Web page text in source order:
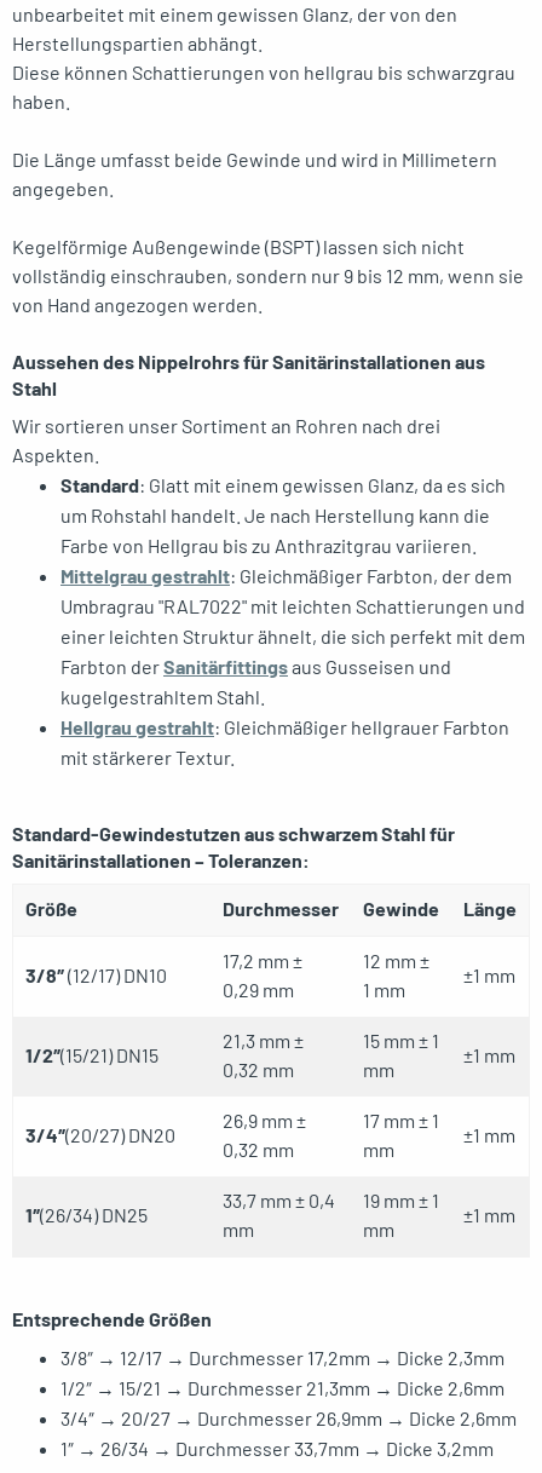
unbearbeitet mit einem gewissen Glanz, der von den
Herstellungspartien abhängt.
Diese können Schattierungen von hellgrau bis schwarzgrau
haben.
Die Länge umfasst beide Gewinde und wird in Millimetern
angegeben.
Kegelförmige Außengewinde (BSPT) lassen sich nicht
vollständig einschrauben, sondern nur 9 bis 12 mm, wenn sie
von Hand angezogen werden.
Aussehen des Nippelrohrs für Sanitärinstallationen aus
Stahl
Wir sortieren unser Sortiment an Rohren nach drei
Aspekten.
Standard: Glatt mit einem gewissen Glanz, da es sich
um Rohstahl handelt. Je nach Herstellung kann die
Farbe von Hellgrau bis zu Anthrazitgrau variieren.
Mittelgrau gestrahlt: Gleichmäßiger Farbton, der dem
Umbragrau "RAL7022" mit leichten Schattierungen und
einer leichten Struktur ähnelt, die sich perfekt mit dem
Farbton derSanitärfittingsaus Gusseisen und
kugelgestrahltem Stahl.
Hellgrau gestrahlt: Gleichmäßiger hellgrauer Farbton
mit stärkerer Textur.
Standard-Gewindestutzen aus schwarzem Stahl für
Sanitärinstallationen – Toleranzen:
Größe Durchmesser Gewinde Länge
3/8″(12/17) DN10
17,2 mm ±
0,29 mm
12 mm ±
1 mm
±1 mm
1/2″(15/21) DN15
21,3 mm ±
0,32 mm
15 mm ± 1
mm
±1 mm
3/4″(20/27) DN20
26,9 mm ±
0,32 mm
17 mm ± 1
mm
±1 mm
1″(26/34) DN25
33,7 mm ± 0,4
mm
19 mm ± 1
mm
±1 mm
Entsprechende Größen
3/8″ → 12/17 → Durchmesser 17,2mm → Dicke 2,3mm
1/2″ → 15/21 → Durchmesser 21,3mm → Dicke 2,6mm
3/4″ → 20/27 → Durchmesser 26,9mm → Dicke 2,6mm
1″ → 26/34 → Durchmesser 33,7mm → Dicke 3,2mm